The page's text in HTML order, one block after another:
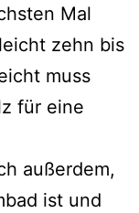
Mal
zehn bis
muss
für eine
außerdem,
ist und